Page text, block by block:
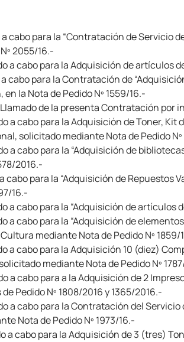
cabo para la “Contratación de
2055/16.-
a cabo para la Adquisición de artículos
cabo para la Contratación de
la Nota de Pedido Nº 1559/16.-
Llamado de la presenta Contratación
a cabo para la Adquisición de Toner,
solicitado mediante Nota de Pedido
a cabo para la “Adquisición de
2016.-
cabo para la “Adquisición de
16.-
a cabo para la “Adquisición de
a cabo para la “Adquisición de
mediante Nota de Pedido Nº 1859/
a cabo para la Adquisición 10 (diez)
mediante Nota de Pedido Nº
a cabo para a la Adquisición de 2
Pedido Nº 1808/2016 y 1365/2016.-
a cabo para la Contratación del
Nota de Pedido Nº 1973/16.-
a cabo para la Adquisición de 3 (tres)